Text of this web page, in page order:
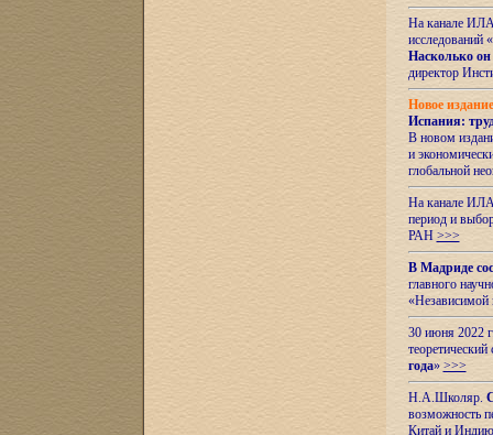
На канале ИЛА
исследований «
Насколько он
директор
Новое
Испания:
В новом
и
глобальной
На канале
период и
РАН >>>
В Мадриде
главного
«Независимой
30 июня 2022
года» >>>
Н.А.Школяр.
возможность
Китай и